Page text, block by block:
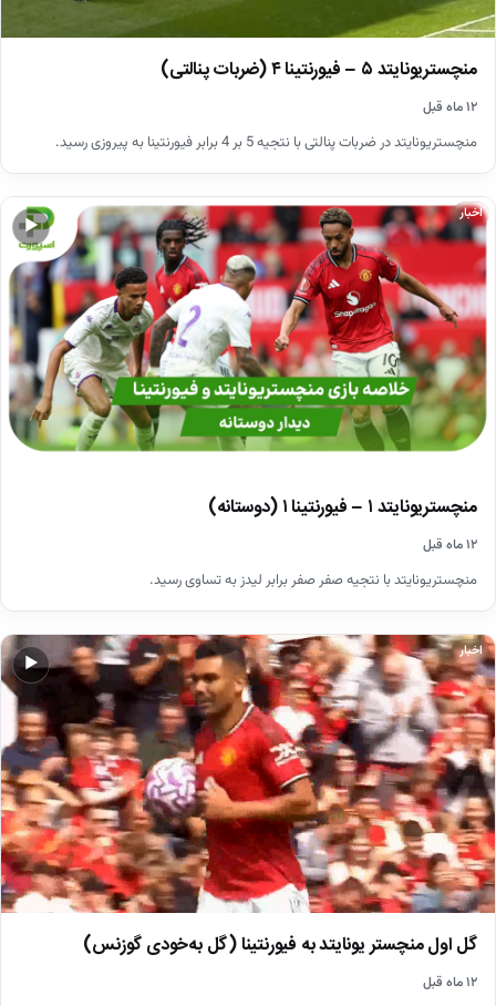
منچستریونایتد ۵ – فیورنتینا ۴ (ضربات پنالتی)
۱۲ ماه قبل
منچستریونایتد در ضربات پنالتی با نتجیه 5 بر 4 برابر فیورنتینا به پیروزی رسید.
▶
اخبار
منچستریونایتد ۱ – فیورنتینا ۱ (دوستانه)
۱۲ ماه قبل
منچستریونایتد با نتجیه صفر صفر برابر لیدز به تساوی رسید.
▶
اخبار
گل اول منچستر یونایتد به فیورنتینا (گل به‌خودی گوزنس)
۱۲ ماه قبل